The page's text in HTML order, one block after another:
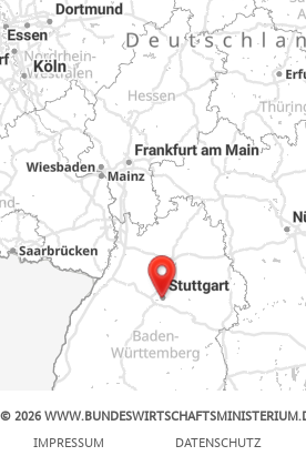
© 2026
IMPRESSUM
DATENSCHUTZ